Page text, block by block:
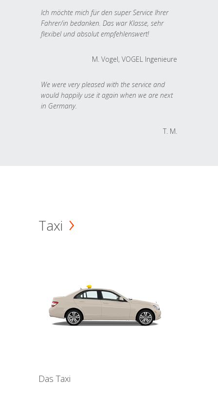
Ich möchte mich für den super Service Ihrer
Fahrer/in bedanken. Das war Klasse, sehr
flexibel und absolut empfehlenswert!
M. Vogel, VOGEL Ingenieure
We were very pleased with the service and
would happily use it again when we are next
in Germany.
T. M.
Taxi
Das Taxi